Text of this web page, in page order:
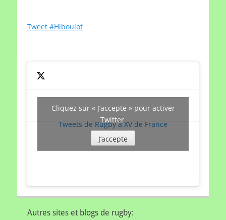
date
Tweet #Hiboulot
Tweets de Rugby à XV de France
Cliquez sur « J’accepte » pour activer
Twitter
J’accepte
Autres sites et blogs de rugby: